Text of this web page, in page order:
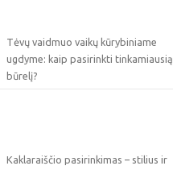
Tėvų vaidmuo vaikų kūrybiniame
ugdyme: kaip pasirinkti tinkamiausią
būrelį?
Kaklaraiščio pasirinkimas – stilius ir